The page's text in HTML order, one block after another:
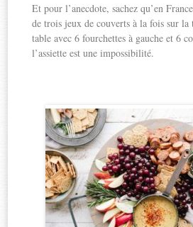
Et pour l’anecdote, sachez qu’en
de trois jeux de couverts à la fois sur la
table avec 6 fourchettes à gauche et 6
l’assiette est une impossibilité.